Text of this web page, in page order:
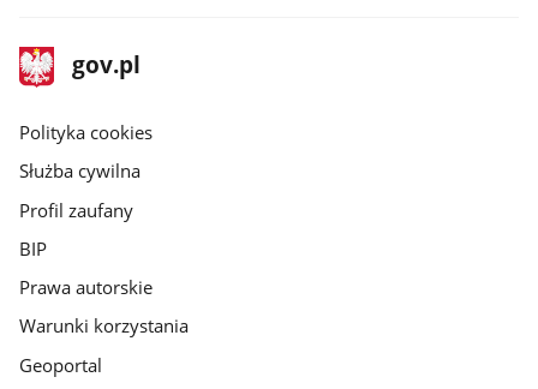
stopka
gov.pl
Strona
gov.pl
gov.pl
Polityka cookies
Służba cywilna
Profil zaufany
BIP
Prawa autorskie
Warunki korzystania
Geoportal